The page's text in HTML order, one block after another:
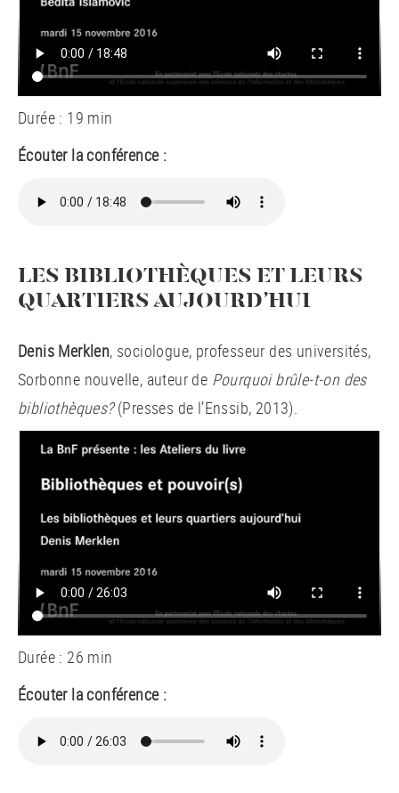
Durée : 19 min
Écouter la conférence :
LES BIBLIOTHÈQUES ET LEURS
QUARTIERS AUJOURD’HUI
Denis Merklen, sociologue, professeur des universités,
Sorbonne nouvelle, auteur de Pourquoi brûle-t-on des
bibliothèques?(Presses de l’Enssib, 2013).
Durée : 26 min
Écouter la conférence :